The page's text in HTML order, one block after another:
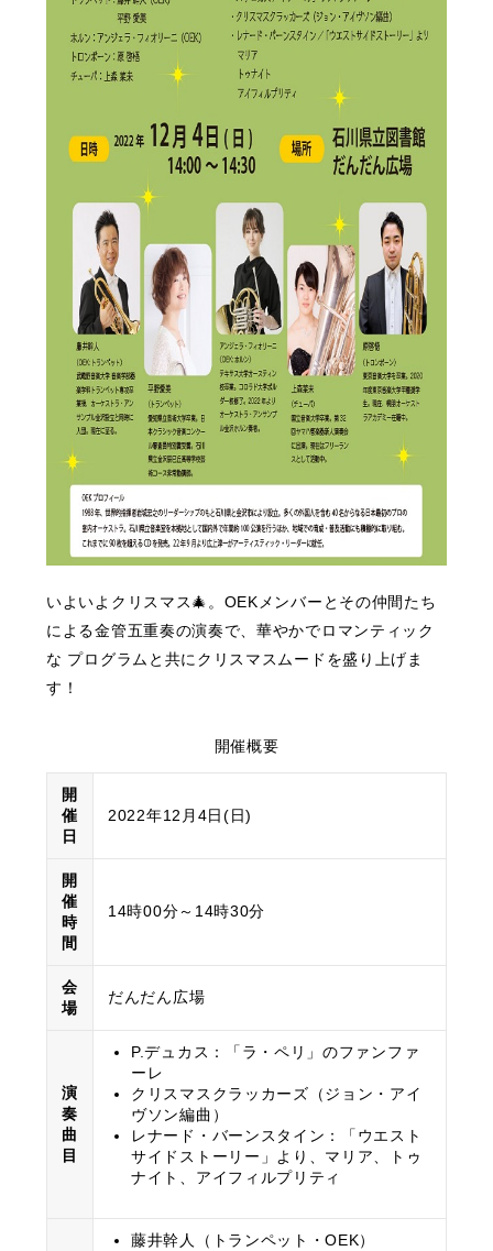
いよいよクリスマス🎄。OEKメンバーとその仲間たち
による金管五重奏の演奏で、華やかでロマンティック
な プログラムと共にクリスマスムードを盛り上げま
す！
開催概要
開
催
日
2022年12月4日(日)
開
催
時
間
14時00分～14時30分
会
場
だんだん広場
演
奏
曲
目
P.デュカス：「ラ・ペリ」のファンファ
ーレ
クリスマスクラッカーズ（ジョン・アイ
ヴソン編曲）
レナード・バーンスタイン：「ウエスト
サイドストーリー」より、マリア、トゥ
ナイト、アイフィルプリティ
藤井幹人（トランペット・OEK）